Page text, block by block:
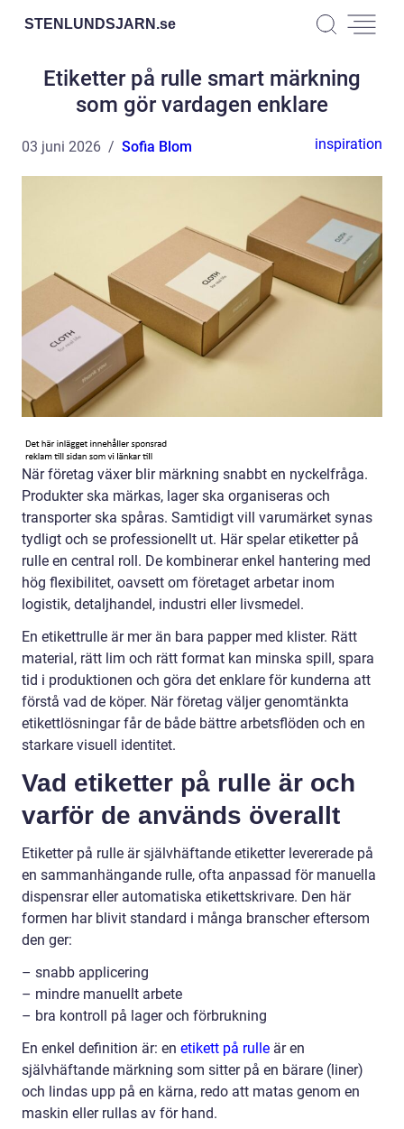
STENLUNDSJARN.se
Etiketter på rulle smart märkning
som gör vardagen enklare
03 juni 2026 Sofia Blom inspiration
När företag växer blir märkning snabbt en nyckelfråga.
Produkter ska märkas, lager ska organiseras och
transporter ska spåras. Samtidigt vill varumärket synas
tydligt och se professionellt ut. Här spelar etiketter på
rulle en central roll. De kombinerar enkel hantering med
hög flexibilitet, oavsett om företaget arbetar inom
logistik, detaljhandel, industri eller livsmedel.
En etikettrulle är mer än bara papper med klister. Rätt
material, rätt lim och rätt format kan minska spill, spara
tid i produktionen och göra det enklare för kunderna att
förstå vad de köper. När företag väljer genomtänkta
etikettlösningar får de både bättre arbetsflöden och en
starkare visuell identitet.
Vad etiketter på rulle är och
varför de används överallt
Etiketter på rulle är självhäftande etiketter levererade på
en sammanhängande rulle, ofta anpassad för manuella
dispensrar eller automatiska etikettskrivare. Den här
formen har blivit standard i många branscher eftersom
den ger:
– snabb applicering
– mindre manuellt arbete
– bra kontroll på lager och förbrukning
En enkel definition är: en etikett på rulle är en
självhäftande märkning som sitter på en bärare (liner)
och lindas upp på en kärna, redo att matas genom en
maskin eller rullas av för hand.